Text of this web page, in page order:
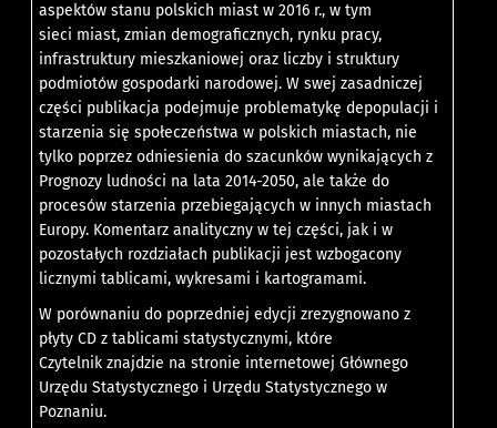
aspektów stanu polskich miast w 2016 r., w tym
sieci miast, zmian demograficznych, rynku pracy,
infrastruktury mieszkaniowej oraz liczby i struktury
podmiotów gospodarki narodowej. W swej zasadniczej
części publikacja podejmuje problematykę depopulacji i
starzenia się społeczeństwa w polskich miastach, nie
tylko poprzez odniesienia do szacunków wynikających z
Prognozy ludności na lata 2014-2050, ale także do
procesów starzenia przebiegających w innych miastach
Europy. Komentarz analityczny w tej części, jak i w
pozostałych rozdziałach publikacji jest wzbogacony
licznymi tablicami, wykresami i kartogramami.
W porównaniu do poprzedniej edycji zrezygnowano z
płyty CD z tablicami statystycznymi, które
Czytelnik znajdzie na stronie internetowej Głównego
Urzędu Statystycznego i Urzędu Statystycznego w
Poznaniu.